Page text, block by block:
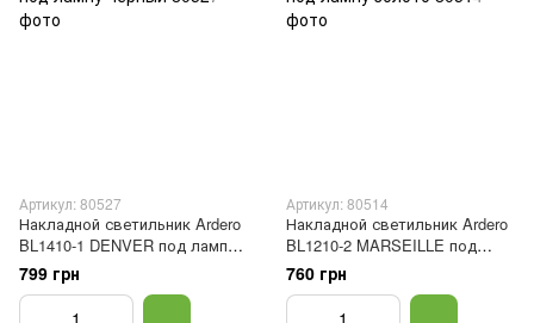
Артикул: 80527
Накладной светильник Ardero
BL1410-1 DENVER под лампу
черный
799 грн
Артикул: 80514
Накладной светильник Ardero
BL1210-2 MARSEILLE под
лампу золото
760 грн